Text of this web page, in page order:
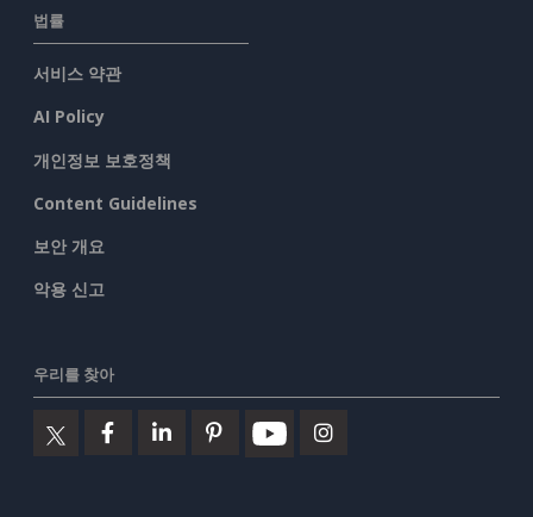
법률
서비스 약관
AI Policy
개인정보 보호정책
Content Guidelines
보안 개요
악용 신고
우리를 찾아